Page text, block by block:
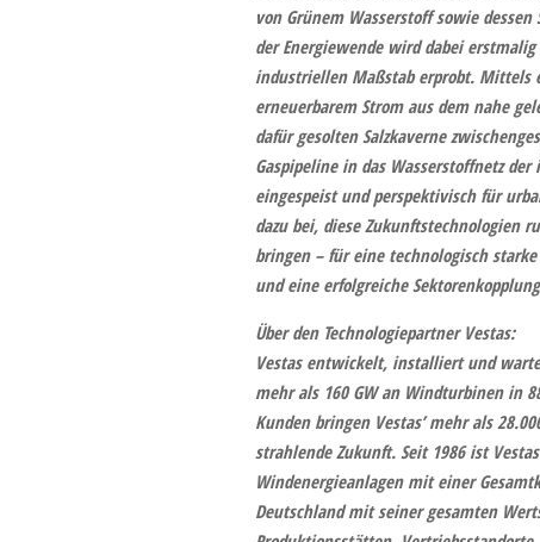
von Grünem Wasserstoff sowie
der Energiewende wird dabei
industriellen Maßstab erprobt. Mittels
erneuerbarem Strom aus dem nahe
dafür gesolten Salzkaverne
Gaspipeline in das Wasserstoffnetz
eingespeist und perspektivisch für
dazu bei, diese Zukunftstechnologien
bringen – für eine technologisch
und eine erfolgreiche
Über den Technologiepartner Vestas:
Vestasentwickelt, installiert und
mehr als 160 GW an Windturbinen in
Kunden bringen Vestas’ mehr als
strahlende Zukunft. Seit 1986 ist
Windenergieanlagen mit einer
Deutschland mit seiner gesamten